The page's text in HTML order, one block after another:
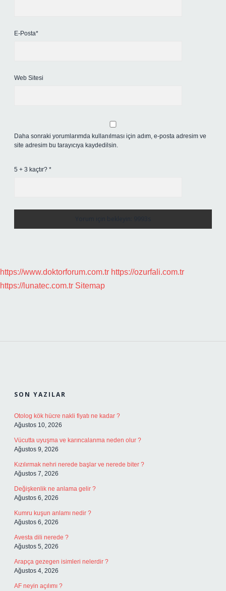
E-Posta*
Web Sitesi
Daha sonraki yorumlarımda kullanılması için adım, e-posta adresim ve
site adresim bu tarayıcıya kaydedilsin.
5 + 3 kaçtır? *
https://www.doktorforum.com.tr https://ozurfali.com.tr
https://lunatec.com.tr Sitemap
SON YAZILAR
Otolog kök hücre nakli fiyatı ne kadar ?
Ağustos 10, 2026
Vücutta uyuşma ve karıncalanma neden olur ?
Ağustos 9, 2026
Kızılırmak nehri nerede başlar ve nerede biter ?
Ağustos 7, 2026
Değişkenlik ne anlama gelir ?
Ağustos 6, 2026
Kumru kuşun anlamı nedir ?
Ağustos 6, 2026
Avesta dili nerede ?
Ağustos 5, 2026
Arapça gezegen isimleri nelerdir ?
Ağustos 4, 2026
AF neyin açılımı ?